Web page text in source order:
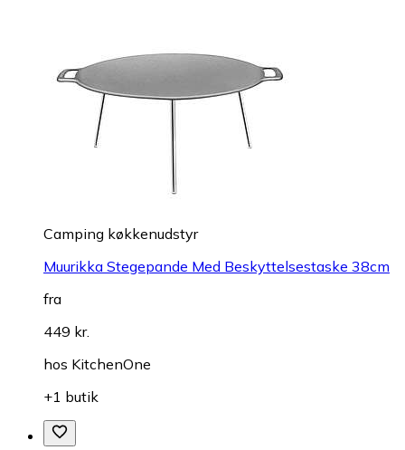
Camping køkkenudstyr
Muurikka Stegepande Med Beskyttelsestaske 38cm
fra
449 kr.
hos KitchenOne
+1 butik